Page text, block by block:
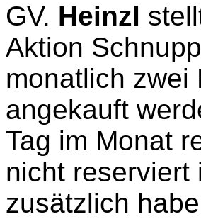
GV. Heinzl
Aktion
monatlich zwei
angekauft
Tag im Monat
nicht reserviert
zusätzlich